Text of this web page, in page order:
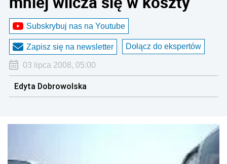
Subskrybuj nas na Youtube
Zapisz się na newsletter Dołącz do ekspertów
03 lipca 2008, 05:00
Edyta Dobrowolska